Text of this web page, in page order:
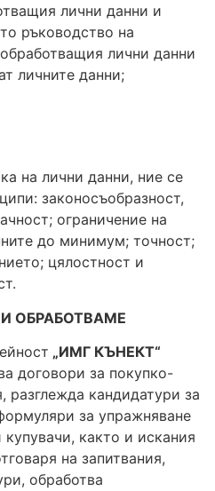
лични данни и
ръководство на
лични данни
личните данни;
на лични данни, ние се
законосъобразност,
ограничение на
до минимум; точност;
цялостност и
ОБРАБОТВАМЕ
„ИМГ КЪНЕКТ“
договори за покупко-
разглежда кандидатури за
за упражняване
както и искания
на запитвания,
обработва